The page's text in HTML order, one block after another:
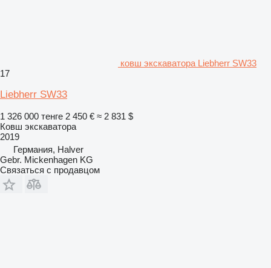
ковш экскаватора Liebherr SW33
17
Liebherr SW33
1 326 000 тенге 2 450 € ≈ 2 831 $
Ковш экскаватора
2019
Германия, Halver
Gebr. Mickenhagen KG
Связаться с продавцом